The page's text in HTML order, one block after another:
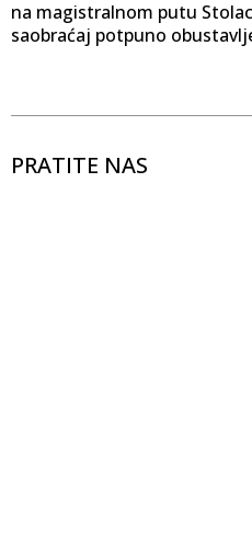
na magistralnom putu
saobraćaj potpuno
PRATITE NAS